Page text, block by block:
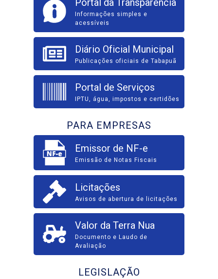
Portal da Transparência
Informações simples e
acessíveis
Diário Oficial Municipal
Publicações oficiais de Tabapuã
Portal de Serviços
IPTU, água, impostos e certidões
PARA EMPRESAS
Emissor de NF-e
Emissão de Notas Fiscais
Licitações
Avisos de abertura de licitações
Valor da Terra Nua
Documento e Laudo de
Avaliação
LEGISLAÇÃO